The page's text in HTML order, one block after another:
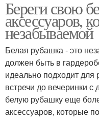
Береги свою
аксессуаров,
незабываемой
Белая рубашка - это
должен быть в
идеально подходит для
встречи до вечеринки
белую рубашку еще
аксессуаров, которые